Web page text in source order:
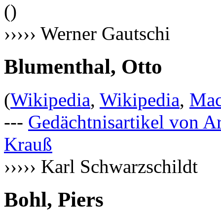
()
››››› Werner Gautschi
Blumenthal, Otto
(Wikipedia, Wikipedia,
--- Gedächtnisartikel von
Krauß
››››› Karl Schwarzschildt
Bohl, Piers